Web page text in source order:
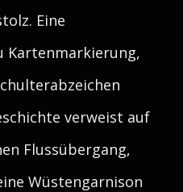
Eine
Kartenmarkierung,
verweist auf
Flussübergang,
Wüstengarnison